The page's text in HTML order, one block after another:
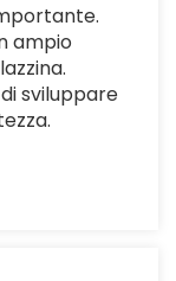
ampio
sviluppare